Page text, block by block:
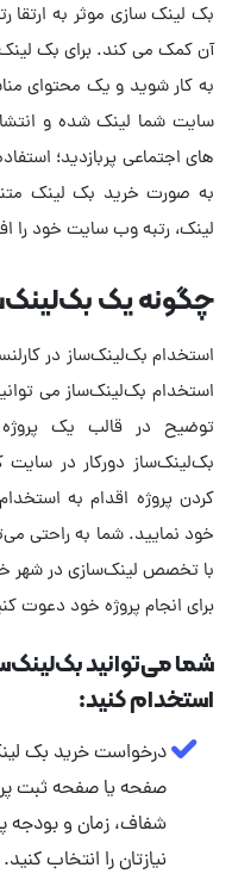
بک لینک سازی موثر به ارتقا
آن کمک می کند. برای بک
به کار شوید و یک محتوای
سایت شما لینک شده و
های اجتماعی پربازدید؛
به صورت خرید بک لینک
لینک، رتبه وب سایت خود را
چگونه یک
استخدام بک‌لینک‌ساز در
استخدام بک‌لینک‌ساز می
توضیح در قالب یک
بک‌لینک‌ساز دورکار در سایت
کردن پروژه اقدام به
خود نمایید. شما به راحتی
با تخصص لینک‌سازی در شهر
برای انجام پروژه خود دعوت
استخدام کنید:
درخواست خرید بک
صفحه یا صفحه ثبت
شفاف، زمان و بودجه
نیازتان را انتخاب